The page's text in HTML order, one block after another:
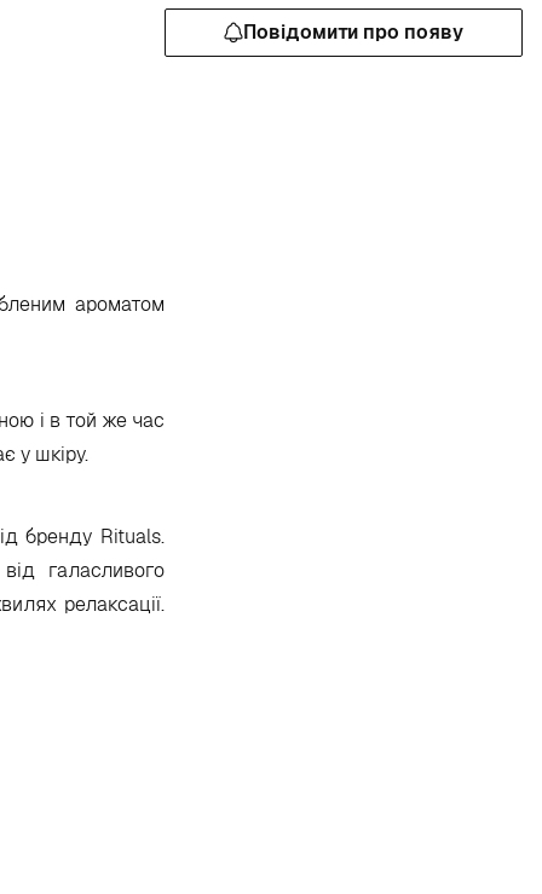
ароматом
і в той же час
у шкіру.
бренду Rituals.
галасливого
релаксації.
Повідомити про появу